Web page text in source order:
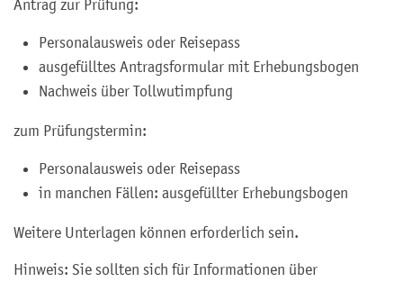
Antrag zur Prüfung:
Personalausweis oder Reisepass
ausgefülltes Antragsformular mit Erhebungsbogen
Nachweis über Tollwutimpfung
zum Prüfungstermin:
Personalausweis oder Reisepass
in manchen Fällen: ausgefüllter Erhebungsbogen
Weitere Unterlagen können erforderlich sein.
Hinweis: Sie sollten sich für Informationen über